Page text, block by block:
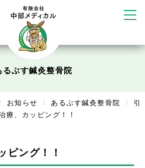
Cure
るぷす鍼灸整骨院
お知らせ あるぷす鍼灸整骨院
引
療、カッピング！！
ピング！！